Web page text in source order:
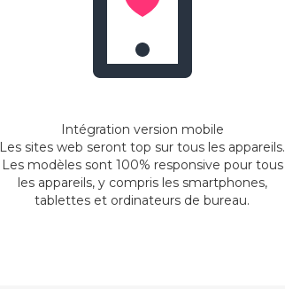
Intégration version mobile
Les sites web seront top sur tous les appareils.
Les modèles sont 100% responsive pour tous
les appareils, y compris les smartphones,
tablettes et ordinateurs de bureau.